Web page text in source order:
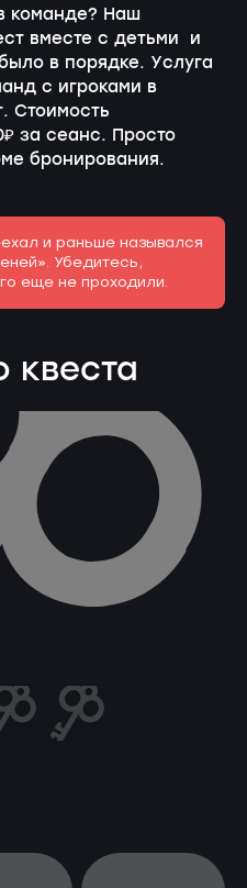
команде? Наш
вместе с детьми и
в порядке. Услуга
с игроками в
Стоимость
за сеанс. Просто
бронирования.
и раньше назывался
Убедитесь,
еще не проходили.
квеста